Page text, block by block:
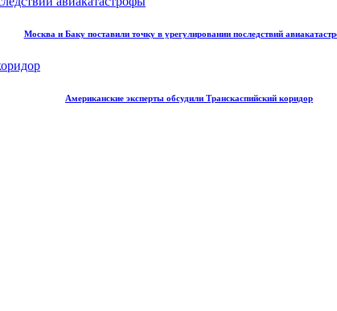
Москва и Баку поставили точку в урегулировании последствий
Американские эксперты обсудили Транскаспийский коридор